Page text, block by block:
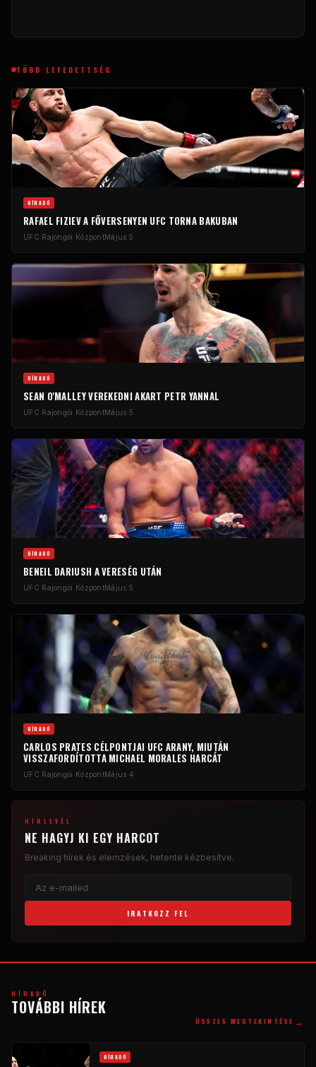
TÖBB LEFEDETTSÉG
HÍRADÓ
RAFAEL FIZIEV A FŐVERSENYEN UFC TORNA BAKUBAN
UFC Rajongói KözpontMájus 5
HÍRADÓ
SEAN O'MALLEY VEREKEDNI AKART PETR YANNAL
UFC Rajongói KözpontMájus 5
HÍRADÓ
BENEIL DARIUSH A VERESÉG UTÁN
UFC Rajongói KözpontMájus 5
HÍRADÓ
CARLOS PRATES CÉLPONTJAI UFC ARANY, MIUTÁN
VISSZAFORDÍTOTTA MICHAEL MORALES HARCÁT
UFC Rajongói KözpontMájus 4
HÍRLEVÉL
NE HAGYJ KI EGY HARCOT
Breaking hírek és elemzések, hetente kézbesítve.
IRATKOZZ FEL
HÍRADÓ
TOVÁBBI HÍREK
ÖSSZES MEGTEKINTÉSE →
HÍRADÓ